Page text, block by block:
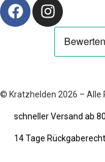
© Kratzhelden 2026 – Alle
schneller Versand ab
14 Tage Rückgaberecht